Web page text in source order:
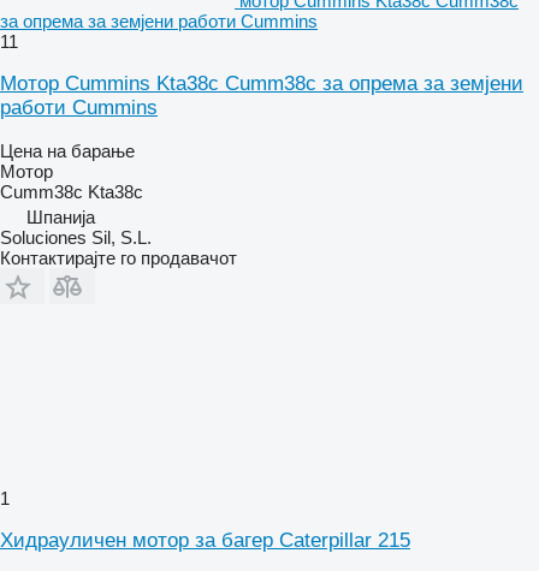
за опрема за земјени работи Cummins
11
Мотор Cummins Kta38c Cumm38c за опрема за земјени
работи Cummins
Цена на барање
Мотор
Cumm38c Kta38c
Шпанија
Soluciones Sil, S.L.
Контактирајте го продавачот
1
Хидрауличен мотор за багер Caterpillar 215